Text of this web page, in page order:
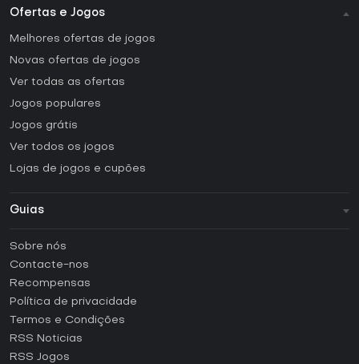
Ofertas e Jogos
Melhores ofertas de jogos
Novas ofertas de jogos
Ver todas as ofertas
Jogos populares
Jogos grátis
Ver todos os jogos
Lojas de jogos e cupões
Guias
Como ativar uma CD Key Steam?
Como ativar uma CD Key Epic Games?
Como ativar uma CD Key GOG?
Como ativar uma CD Key Ubisoft Connect?
Sobre nós
Contacte-nos
Recompensas
Política de privacidade
Termos e Condições
RSS Noticias
RSS Jogos